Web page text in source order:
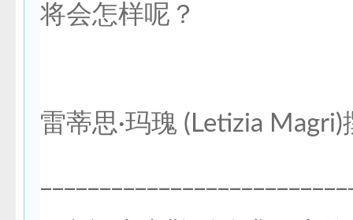
将会怎样呢？
雷蒂思·玛瑰 (Letizia Magri)